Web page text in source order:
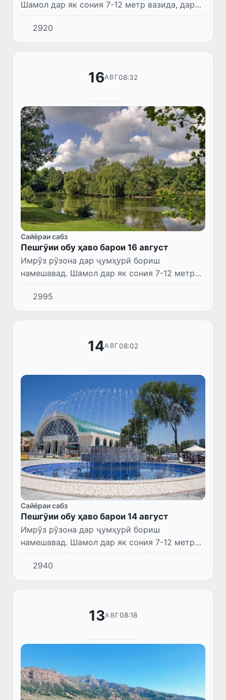
Шамол дар як сония 7-12 метр вазида, дар
биёбон дар баъзе ҷойҳо то 13-18 метр
шиддат гирифта, дар баъзе ноҳияҳо тӯфони
ғуборолуд падид мео...
2920
16АВГ08:32
Сайёраи сабз
Пешгӯии обу ҳаво барои 16 август
Имрӯз рӯзона дар ҷумҳурӣ бориш
намешавад. Шамол дар як сония 7-12 метр
вазида, дар баъзе ҷойҳо то 13-18 метр
афзоиш ёфта, дар баъзе ноҳияҳо тӯфони
ғуборолуд падид меояд. Ҳарорат 32...
2995
14АВГ08:02
Сайёраи сабз
Пешгӯии обу ҳаво барои 14 август
Имрӯз рӯзона дар ҷумҳурӣ бориш
намешавад. Шамол дар як сония 7-12 метр
вазида, дар баъзе ҷойҳо то 13-18 метр
шиддат гирифта, дар баъзе ноҳияҳо тӯфони
ғуборолуд падид меояд. Ҳарорат...
2940
13АВГ08:18